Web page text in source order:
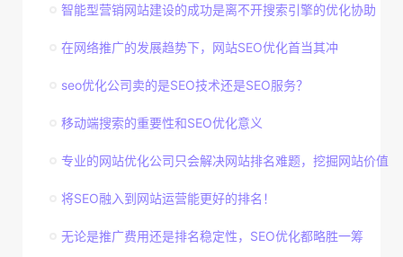
智能型营销网站建设的成功是离不开搜索引擎的优化协助
在网络推广的发展趋势下，网站SEO优化首当其冲
seo优化公司卖的是SEO技术还是SEO服务？
移动端搜索的重要性和SEO优化意义
专业的网站优化公司只会解决网站排名难题，挖掘网站价值
将SEO融入到网站运营能更好的排名！
无论是推广费用还是排名稳定性，SEO优化都略胜一筹